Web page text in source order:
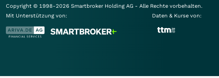
Copyright © 1998-2026 Smartbroker Holding AG - Alle Rechte vorbehalten.
Mit Unterstützung von:
Daten & Kurse von: